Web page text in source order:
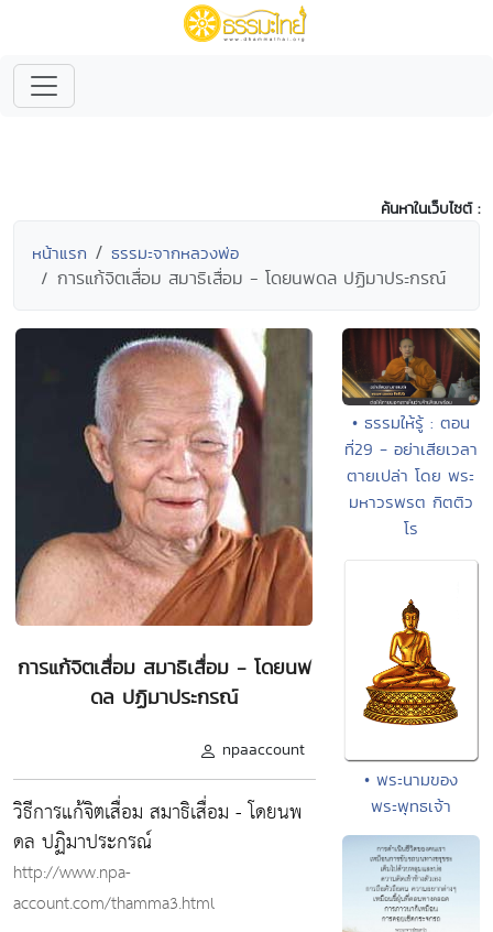
ค้นหาในเว็บไซต์ :
หน้าแรก ธรรมะจากหลวงพ่อ
การแก้จิตเสื่อม สมาธิเสื่อม - โดยนพดล ปฏิมาประกรณ์
การแก้จิตเสื่อม สมาธิเสื่อม - โดยนพ
ดล ปฏิมาประกรณ์
npaaccount
วิธีการแก้จิตเสื่อม สมาธิเสื่อม - โดยนพ
ดล ปฏิมาประกรณ์
http://www.npa-
account.com/thamma3.html
• ธรรมให้รู้ : ตอน
ที่29 - อย่าเสียเวลา
ตายเปล่า โดย พระ
มหาวรพรต กิตติว
โร
• พระนามของ
พระพุทธเจ้า